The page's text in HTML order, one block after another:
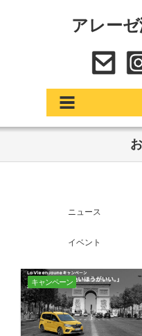
アレー
サービス
作業事例
ニュース
イベント
キャンペーン